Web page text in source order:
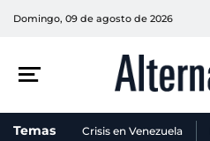
Domingo, 09 de agosto de 2026
Temas Crisis en Venezuela